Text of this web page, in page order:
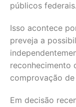
públicos federais.
Isso acontece
preveja a
reconhecimento
comprovação
Em decisão